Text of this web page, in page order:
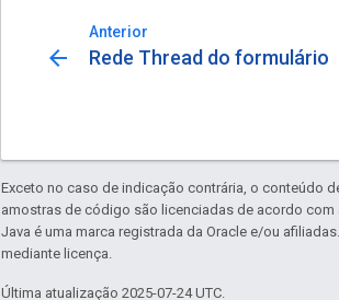
Anterior
arrow_back Rede Thread do formulário
Exceto no caso de indicação contrária, o conteúdo
amostras de código são licenciadas de acordo com
Java é uma marca registrada da Oracle e/ou
mediante licença.
Última atualização 2025-07-24 UTC.